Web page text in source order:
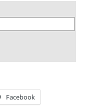
Facebook